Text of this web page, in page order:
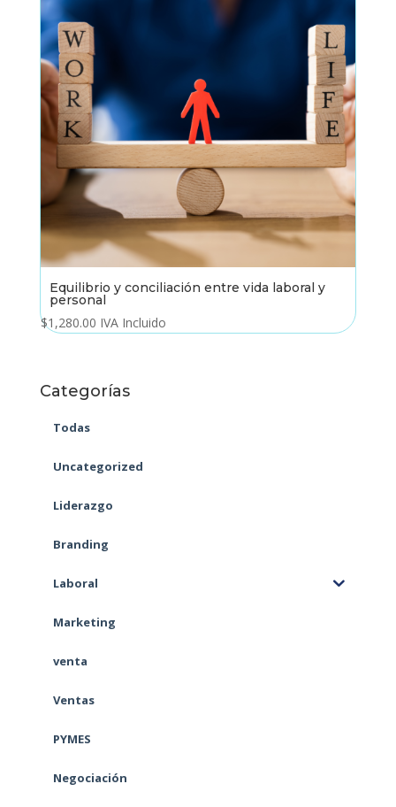
Equilibrio y conciliación entre vida laboral y
personal
$1,280.00 IVA Incluido
Categorías
Todas
Uncategorized
Liderazgo
Branding
Laboral
Marketing
venta
Ventas
PYMES
Negociación